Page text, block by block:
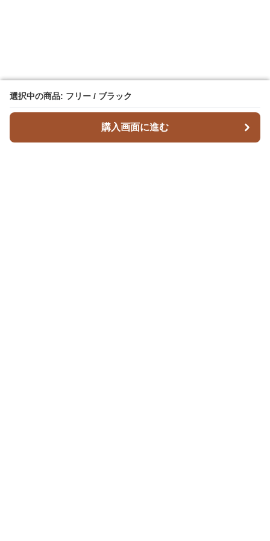
選択中の商品: フリー / ブラック
購入画面に進む
選択中の商品: フリー / ブラック
購入画面に進む